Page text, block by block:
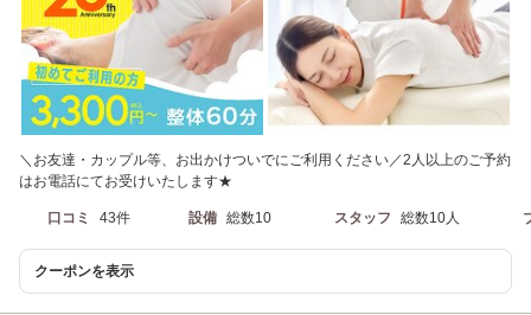
＼お友達・カップル等、お出かけついでにご利用ください／2人以上のご予約
はお電話にてお受けいたします★
口コミ 43件 設備 総数10 スタッフ 総数10人
クーポンを表示